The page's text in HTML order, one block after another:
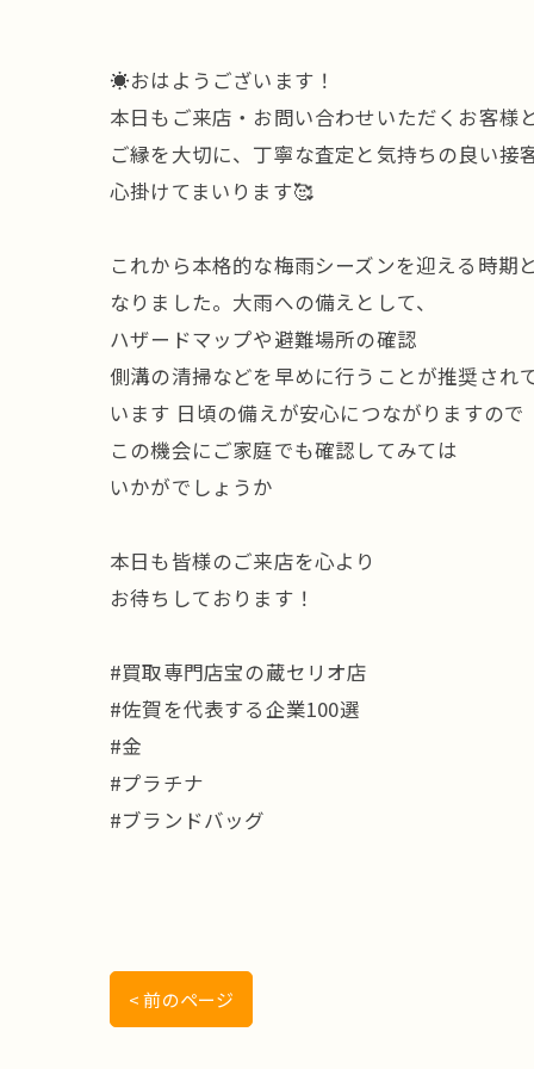
☀️おはようございます！
本日もご来店・お問い合わせいただくお客様
ご縁を大切に、丁寧な査定と気持ちの良い接
心掛けてまいります🥰
これから本格的な梅雨シーズンを迎える時期と
なりました。大雨への備えとして、
ハザードマップや避難場所の確認
側溝の清掃などを早めに行うことが推奨され
います 日頃の備えが安心につながりますので
この機会にご家庭でも確認してみては
いかがでしょうか
本日も皆様のご来店を心より
お待ちしております！
#買取専門店宝の蔵セリオ店
#佐賀を代表する企業100選
#金
#プラチナ
#ブランドバッグ
< 前のページ